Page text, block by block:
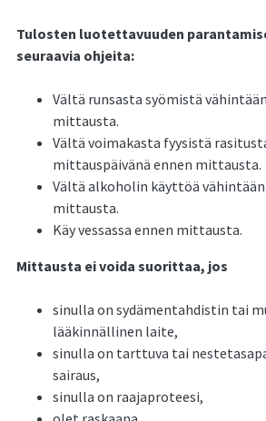
Tulosten luotettavuuden
seuraavia ohjeita:
Vältä runsasta syömistä
mittausta.
Vältä voimakasta fyysistä
mittauspäivänä ennen mittausta.
Vältä alkoholin käyttöä
mittausta.
Käy vessassa ennen mittausta.
Mittausta ei voida suorittaa, jos
sinulla on sydämentahdistin tai
lääkinnällinen laite,
sinulla on tarttuva tai
sairaus,
sinulla on raajaproteesi,